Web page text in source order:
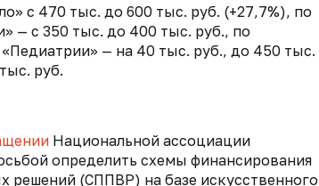
с 470 тыс. до 600 тыс. руб. (+27,7%), по
— с 350 тыс. до 400 тыс. руб., по
— на 40 тыс. руб., до 450 тыс.
руб.
Национальной ассоциации
определить схемы финансирования
решений (СППВР) на базе искусственного